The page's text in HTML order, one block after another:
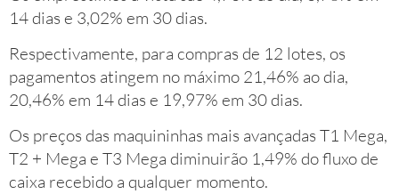
14 dias e 3,02% em 30 dias.
Respectivamente, para compras de 12 lotes, os
pagamentos atingem no máximo 21,46% ao dia,
20,46% em 14 dias e 19,97% em 30 dias.
Os preços das maquininhas mais avançadas T1 Mega,
T2 + Mega e T3 Mega diminuirão 1,49% do fluxo de
caixa recebido a qualquer momento.